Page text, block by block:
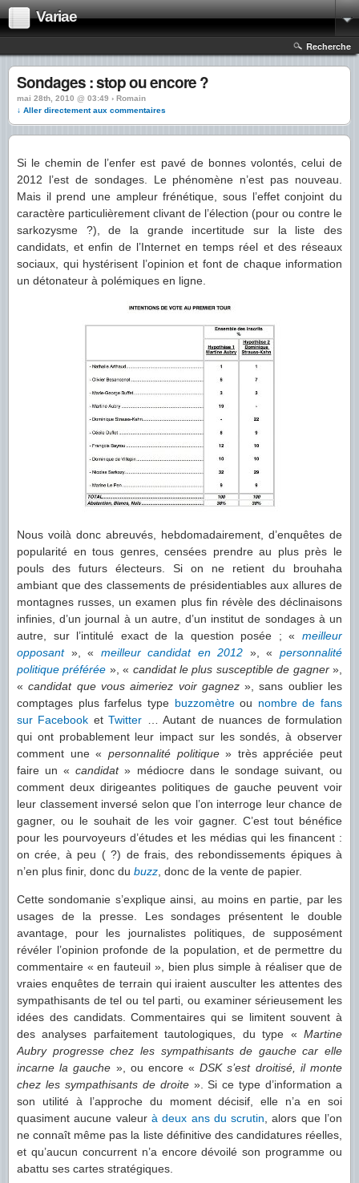
Variae
Recherche
Sondages : stop ou encore ?
mai 28th, 2010 @ 03:49 › Romain
↓ Aller directement aux commentaires
Si le chemin de l’enfer est pavé de bonnes volontés, celui de
2012 l’est de sondages. Le phénomène n’est pas nouveau.
Mais il prend une ampleur frénétique, sous l’effet conjoint du
caractère particulièrement clivant de l’élection (pour ou contre le
sarkozysme ?), de la grande incertitude sur la liste des
candidats, et enfin de l’Internet en temps réel et des réseaux
sociaux, qui hystérisent l’opinion et font de chaque information
un détonateur à polémiques en ligne.
Nous voilà donc abreuvés, hebdomadairement, d’enquêtes de
popularité en tous genres, censées prendre au plus près le
pouls des futurs électeurs. Si on ne retient du brouhaha
ambiant que des classements de présidentiables aux allures de
montagnes russes, un examen plus fin révèle des déclinaisons
infinies, d’un journal à un autre, d’un institut de sondages à un
autre, sur l’intitulé exact de la question posée ; « meilleur
opposant», « meilleur candidat en 2012 », «personnalité
politique préférée », « candidat le plus susceptible de gagner»,
«candidat que vous aimeriez voir gagnez», sans oublier les
comptages plus farfelus type buzzomètreou nombre de fans
sur Facebook etTwitter … Autant de nuances de formulation
qui ont probablement leur impact sur les sondés, à observer
comment une « personnalité politique» très appréciée peut
faire un «candidat» médiocre dans le sondage suivant, ou
comment deux dirigeantes politiques de gauche peuvent voir
leur classement inversé selon que l’on interroge leur chance de
gagner, ou le souhait de les voir gagner. C’est tout bénéfice
pour les pourvoyeurs d’études et les médias qui les financent :
on crée, à peu ( ?) de frais, des rebondissements épiques à
n’en plus finir, donc du buzz , donc de la vente de papier.
Cette sondomanie s’explique ainsi, au moins en partie, par les
usages de la presse. Les sondages présentent le double
avantage, pour les journalistes politiques, de supposément
révéler l’opinion profonde de la population, et de permettre du
commentaire « en fauteuil », bien plus simple à réaliser que de
vraies enquêtes de terrain qui iraient ausculter les attentes des
sympathisants de tel ou tel parti, ou examiner sérieusement les
idées des candidats. Commentaires qui se limitent souvent à
des analyses parfaitement tautologiques, du type « Martine
Aubry progresse chez les sympathisants de gauche car elle
incarne la gauche », ou encore «DSK s’est droitisé, il monte
chez les sympathisants de droite». Si ce type d’information a
son utilité à l’approche du moment décisif, elle n’a en soi
quasiment aucune valeur à deux ans du scrutin , alors que l’on
ne connaît même pas la liste définitive des candidatures réelles,
et qu’aucun concurrent n’a encore dévoilé son programme ou
abattu ses cartes stratégiques.